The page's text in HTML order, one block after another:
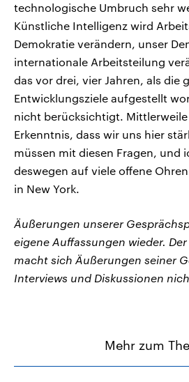
technologische Umbruch sehr
Künstliche Intelligenz wird
Demokratie verändern, unser
internationale Arbeitsteilung
das vor drei, vier Jahren, als die
Entwicklungsziele aufgestellt
nicht berücksichtigt.
Erkenntnis, dass wir uns hier
müssen mit diesen Fragen, und
deswegen auf viele offene
in New York.
Äußerungen unserer
eigene Auffassungen wieder.
macht sich Äußerungen seiner
Interviews und Diskussionen
Mehr zum